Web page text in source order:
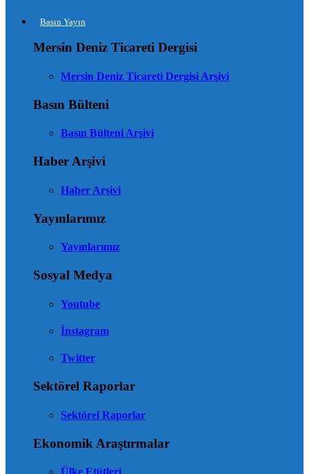
Basın Yayın
Mersin Deniz Ticareti Dergisi
Mersin Deniz Ticareti Dergisi Arşivi
Basın Bülteni
Basın Bülteni Arşivi
Haber Arşivi
Haber Arşivi
Yayınlarımız
Yayınlarımız
Sosyal Medya
Youtube
İnstagram
Twitter
Sektörel Raporlar
Sektörel Raporlar
Ekonomik Araştırmalar